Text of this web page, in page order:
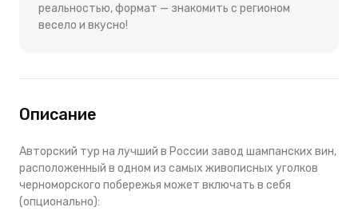
реальностью, формат — знакомить с регионом
весело и вкусно!
Описание
Авторский тур на лучший в России завод шампанских вин,
расположенный в одном из самых живописных уголков
черноморского побережья может включать в себя
(опционально):